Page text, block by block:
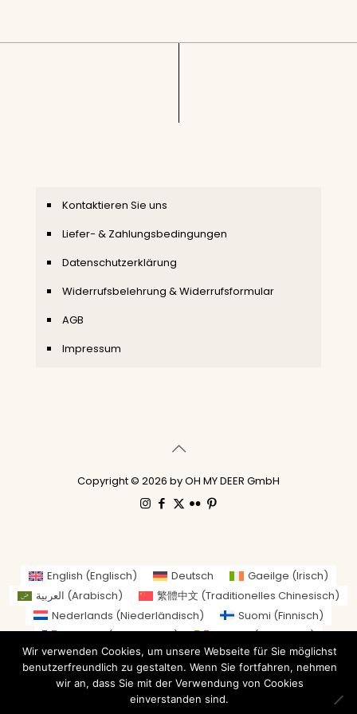
Kontaktieren Sie uns
Liefer- & Zahlungsbedingungen
Datenschutzerklärung
Widerrufsbelehrung & Widerrufsformular
AGB
Impressum
Copyright © 2026 by OH MY DEER GmbH
English (Englisch) Deutsch Gaeilge (Irisch)
العربية (Arabisch) 繁體中文 (Traditionelles Chinesisch)
Nederlands (Niederländisch) Suomi (Finnisch)
Français(Französisch) Italiano(Italienisch)
日本語(Japanisch)
Norsk bokmål(Norwegisch (Buchsprache) )
Russisch) Español
Wir verwenden Cookies, um unsere Webseite für Sie möglichst
benutzerfreundlich zu gestalten. Wenn Sie fortfahren, nehmen
wir an, dass Sie mit der Verwendung von Cookies
einverstanden sind.